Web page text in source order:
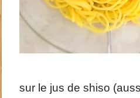
sur le jus de shiso